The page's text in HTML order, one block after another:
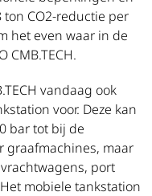
CO2-reductie per
het even waar in de
CMB.TECH.
vandaag ook
voor. Deze kan
bar tot bij de
graafmachines, maar
port
mobiele tankstation